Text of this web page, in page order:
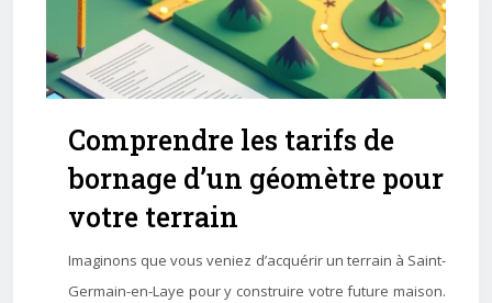
Comprendre les tarifs de
bornage d’un géomètre pour
votre terrain
Imaginons que vous veniez d’acquérir un terrain à Saint-
Germain-en-Laye pour y construire votre future maison.